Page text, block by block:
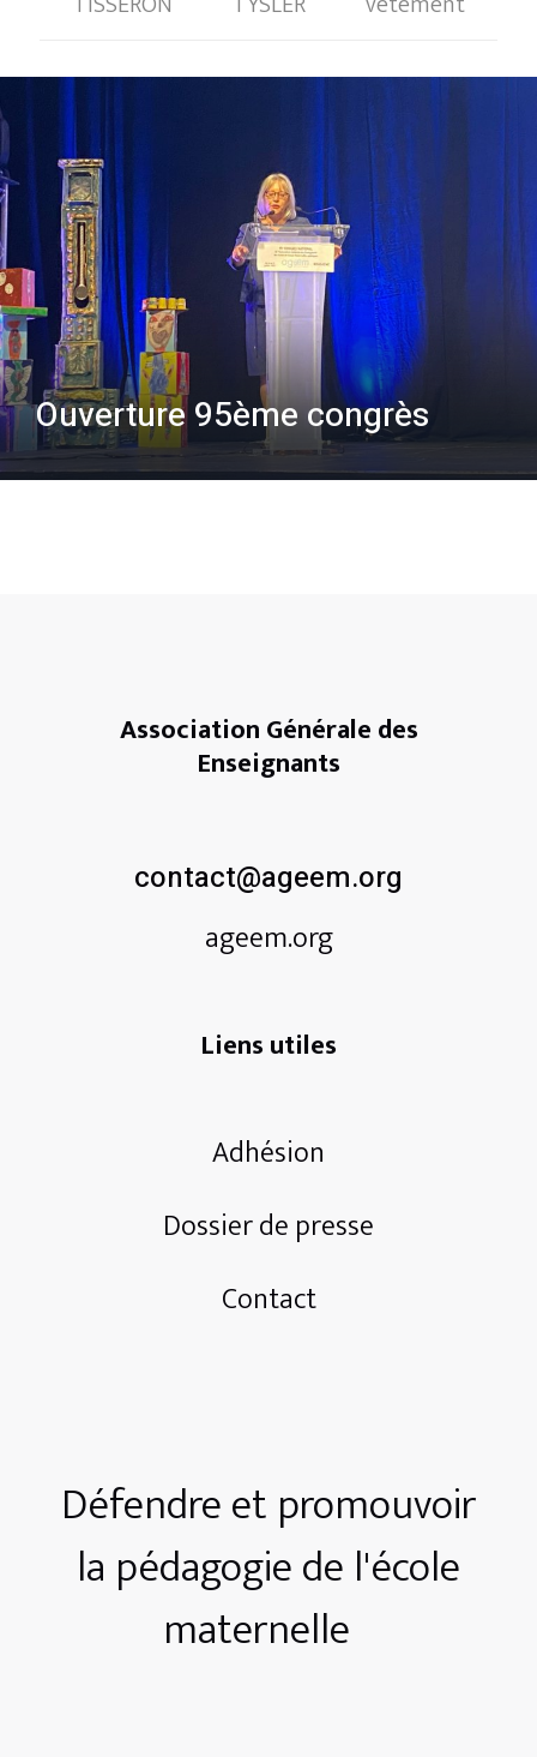
Ouverture 95ème congrès
Association Générale des
Enseignants
contact@ageem.org
ageem.org
Liens utiles
Adhésion
Dossier de presse
Contact
Défendre et promouvoir
la pédagogie de l'école
maternelle